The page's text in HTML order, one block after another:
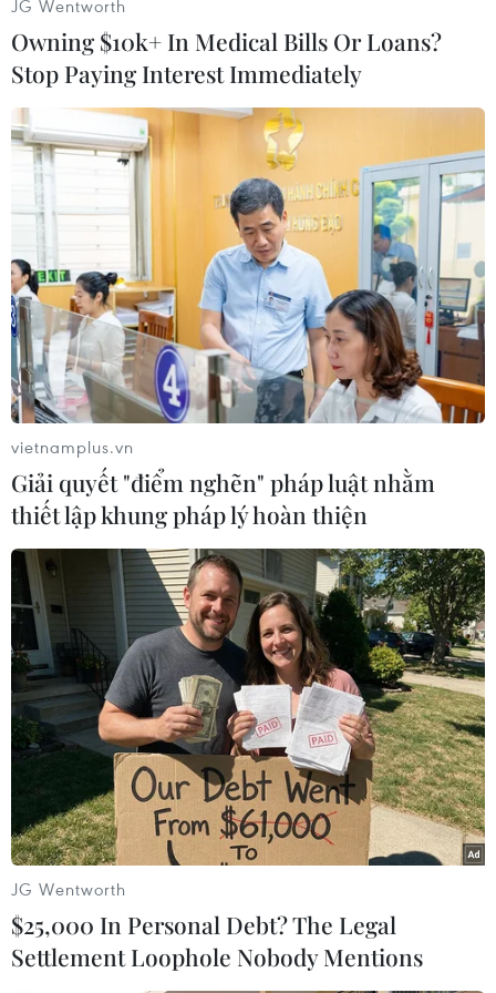
Tư cách thành viên NATO của Thụy Điển
vẫn còn là dấu hỏi
Một số ngoại trưởng các nước thành viên NATO đã hy
vọng tiến trình phê chuẩn tư cách thành viên của Thụy
Điển kịp hoàn tất để tiến hành kết nạp thành viên mới
bên lề hội nghị ngoại trưởng lần này.
Nhóm nghị sỹ đảng Fidesz cầm quyền tại Hungary cho biết việc phê
chuẩn tư cách thành viên NATO của Thụy Điển có thể diễn ra khi Quốc
hội nhóm họp vào cuối tháng 2 này.
Ngoại trưởng Thụy Điển trước đó cũng bày tỏ hy vọng Hungary sẽ sớm
(TTXVN/Vietnam+)
#Nghị sỹ Mỹ #Hungary #Thụy Điển
#NATO
#Tổ chức Hiệp ước Bắc Đại Tây Dương
Mỹ
Thụy Điển
JG Wentworth
Owning $10k+ In Medical Bills Or Loans?
Stop Paying Interest Immediately
vietnamplus.vn
Giải quyết "điểm nghẽn" pháp luật nhằm
thiết lập khung pháp lý hoàn thiện
JG Wentworth
$25,000 In Personal Debt? The Legal
Settlement Loophole Nobody Mentions